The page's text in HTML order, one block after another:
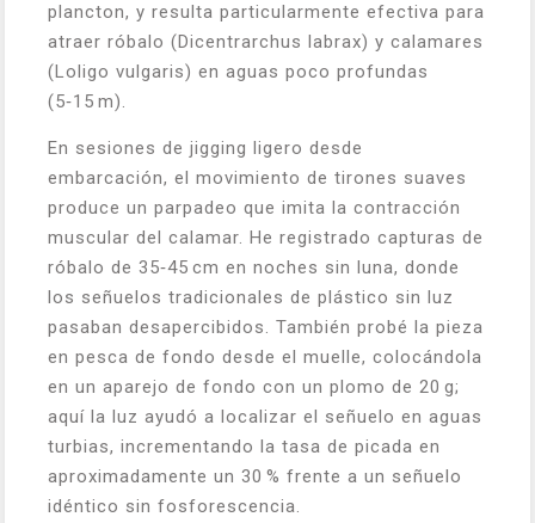
plancton, y resulta particularmente efectiva para
atraer róbalo (Dicentrarchus labrax) y calamares
(Loligo vulgaris) en aguas poco profundas
(5‑15 m).
En sesiones de jigging ligero desde
embarcación, el movimiento de tirones suaves
produce un parpadeo que imita la contracción
muscular del calamar. He registrado capturas de
róbalo de 35‑45 cm en noches sin luna, donde
los señuelos tradicionales de plástico sin luz
pasaban desapercibidos. También probé la pieza
en pesca de fondo desde el muelle, colocándola
en un aparejo de fondo con un plomo de 20 g;
aquí la luz ayudó a localizar el señuelo en aguas
turbias, incrementando la tasa de picada en
aproximadamente un 30 % frente a un señuelo
idéntico sin fosforescencia.